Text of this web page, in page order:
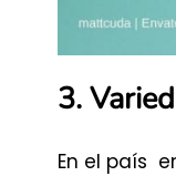
3.
En el país